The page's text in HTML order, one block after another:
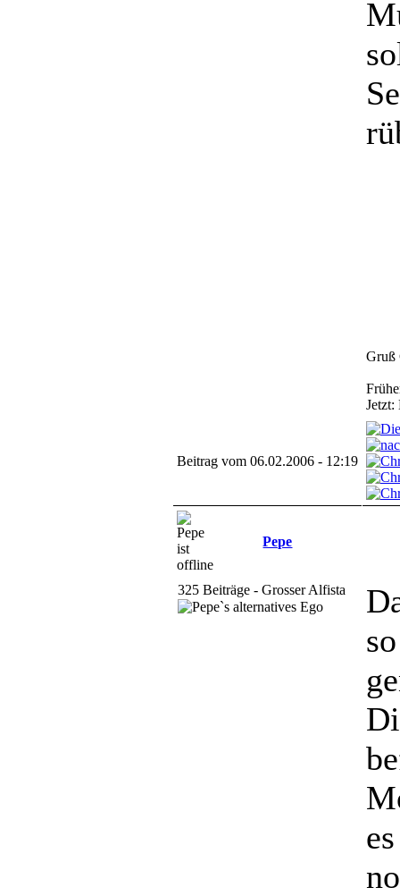
Gruß
Beitrag vom 06.02.2006 - 12:19
Pepe
325 Beiträge - Grosser Alfista